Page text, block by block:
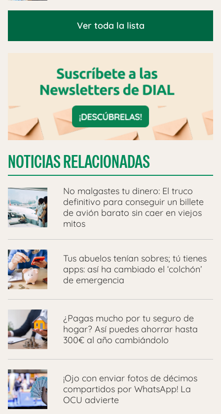
Ver toda la lista
NOTICIAS RELACIONADAS
No malgastes tu dinero: El truco
definitivo para conseguir un billete
de avión barato sin caer en viejos
mitos
Tus abuelos tenían sobres; tú tienes
apps: así ha cambiado el ‘colchón’
de emergencia
¿Pagas mucho por tu seguro de
hogar? Así puedes ahorrar hasta
300€ al año cambiándolo
¡Ojo con enviar fotos de décimos
compartidos por WhatsApp! La
OCU advierte